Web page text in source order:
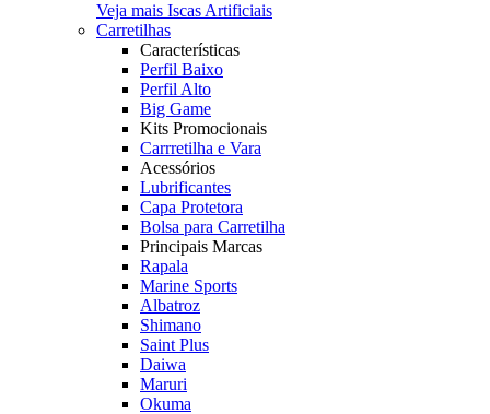
Veja mais Iscas Artificiais
Carretilhas
Características
Perfil Baixo
Perfil Alto
Big Game
Kits Promocionais
Carrretilha e Vara
Acessórios
Lubrificantes
Capa Protetora
Bolsa para Carretilha
Principais Marcas
Rapala
Marine Sports
Albatroz
Shimano
Saint Plus
Daiwa
Maruri
Okuma